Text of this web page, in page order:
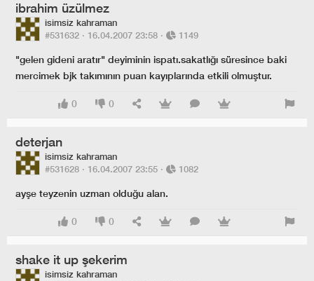
ibrahim üzülmez
isimsiz kahraman
#531632 · 16.04.2007 23:58 · 1149
"gelen gideni aratır" deyiminin ispatı.sakatlığı süresince baki
mercimek bjk takımının puan kayıplarında etkili olmuştur.
0 0
deterjan
isimsiz kahraman
#531628 · 16.04.2007 23:55 · 1082
ayşe teyzenin uzman olduğu alan.
0 0
shake it up şekerim
isimsiz kahraman